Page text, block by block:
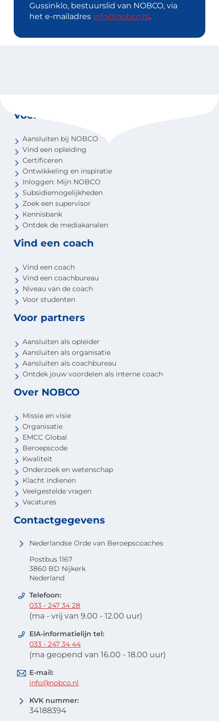
Gussinklo, bestuurslid van NOBCO, via
het e-mailadres info@nobco.nl.
Voor coaches
Aansluiten bij NOBCO
Vind een opleiding
Certificeren
Ontwikkeling en inspiratie
Inloggen: Mijn NOBCO
Subsidiemogelijkheden
Zoek een supervisor
Kennisbank
Ontdek de mediakanalen
Vind een coach
Vind een coach
Vind een coachbureau
Niveau van de coach
Voor studenten
Voor partners
Aansluiten als opleider
Aansluiten als organisatie
Aansluiten als coachbureau
Ontdek jouw voordelen als interne coach
Over NOBCO
Missie en visie
Organisatie
EMCC Global
Beroepscode
Kwaliteit
Onderzoek en wetenschap
Klacht indienen
Veelgestelde vragen
Vacatures
Contactgegevens
Nederlandse Orde van Beroepscoaches
Postbus 1167
3860 BD Nijkerk
Nederland
Telefoon:
033 - 247 34 28
(ma - vrij van 9.00 - 12.00 uur)
EIA-informatielijn tel:
033 - 247 34 44
(ma geopend van 16.00 - 18.00 uur)
E-mail:
info@nobco.nl
KVK nummer:
34188394